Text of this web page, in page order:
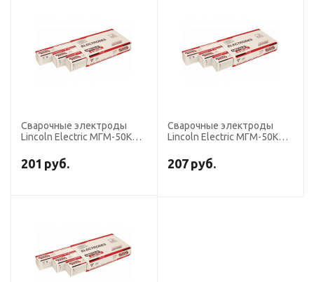
Сварочные электроды
Lincoln Electric МГМ-50К
кг (тип Э50А, пост.ток,
основной)
201 руб.
Сварочные электроды
Lincoln Electric МГМ-50К
кг (тип Э50А, пост.ток,
основной)
207 руб.